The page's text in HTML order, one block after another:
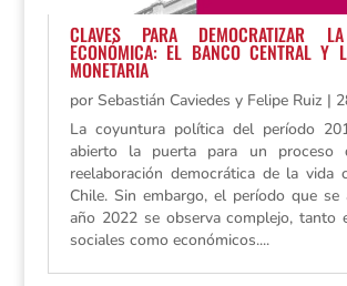
CLAVES PARA DEMOCRATIZAR
ECONÓMICA: EL BANCO CENTRAL Y
MONETARIA
por Sebastián Caviedes y Felipe Ruiz |
La coyuntura política del período
abierto la puerta para un proceso
reelaboración democrática de la vida
Chile. Sin embargo, el período que
año 2022 se observa complejo, tanto
sociales como económicos....